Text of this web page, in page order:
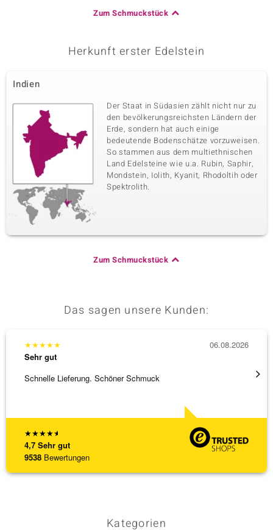
Zum Schmuckstück
Herkunft erster Edelstein
Indien
Der Staat in Südasien zählt nicht nur zu
den bevölkerungsreichsten Ländern der
Erde, sondern hat auch einige
bedeutende Bodenschätze vorzuweisen.
So stammen aus dem multiethnischen
Land Edelsteine wie u.a. Rubin, Saphir,
Mondstein, Iolith, Kyanit, Rhodoltih oder
Spektrolith.
Zum Schmuckstück
Das sagen unsere Kunden:
★★★★★
4,7 Sehr gut
9538 Bewertungen
★★★★★
Sehr gut
Schnelle Lieferung. Schöner Schmuck
06.08.2026
Bin
Kategorien